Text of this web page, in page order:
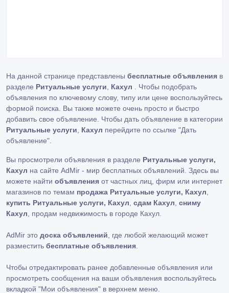
На данной странице представлены бесплатные объявления в
разделе Ритуальные услуги Кахул . Чтобы подобрать
объявления по ключевому слову, типу или цене воспользуйтесь
формой поиска. Вы также можете очень просто и быстро
добавить свое объявление. Чтобы дать объявление в категории
Ритуальные услуги
Кахул перейдите по ссылке "Дать
объявление"
Вы просмотрели объявления в разделе Ритуальные услуги,
Кахул на сайте AdMir - мир бесплатных объявлений. Здесь вы
можете найти объявления от частных лиц, фирм или интернет
магазинов по темам продажа Ритуальные услуги, Кахул
купить Ритуальные услуги, Кахул сдам Кахул сниму
Кахул , продам недвижимость в городе Кахул.
AdMir это доска объявлений , где любой желающий может
разместить бесплатные объявления
Чтобы отредактировать ранее добавленные объявления или
просмотреть сообщения на ваши объявления воспользуйтесь
вкладкой "Мои объявления" в верхнем меню.